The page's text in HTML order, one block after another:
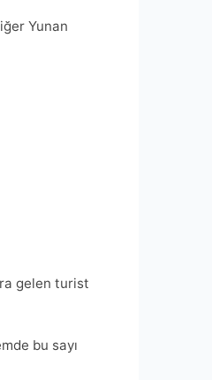
Yunan
gelen turist
bu sayı